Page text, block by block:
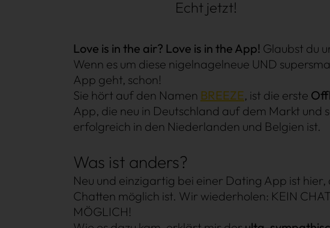
Shopping
Echt jetzt!
Love is in the air? Love is in the App! Glaubst du
Wenn es um diese nigelnagelneue UND
App geht, schon!
Sie hört auf den Namen BREEZE, ist die erste
App, die neu in Deutschland auf dem Markt und
erfolgreich in den Niederlanden und Belgien ist.
Was ist anders?
Neu und einzigartig bei einer Dating App ist hier,
Chatten möglich ist. Wir wiederholen: KEIN
MÖGLICH!